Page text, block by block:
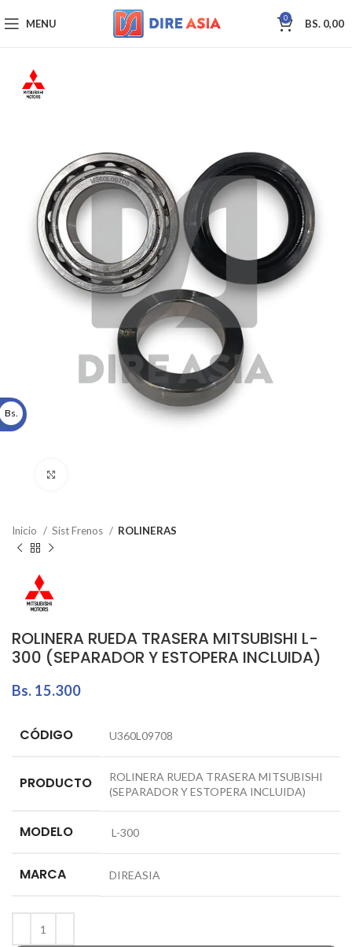
MENU 0 BS. 0,00
Inicio Sist Frenos ROLINERAS
ROLINERA RUEDA TRASERA MITSUBISHI L-
300 (SEPARADOR Y ESTOPERA INCLUIDA)
Bs. 15.300
CÓDIGO U360L09708
PRODUCTO
ROLINERA RUEDA TRASERA MITSUBISHI
(SEPARADOR Y ESTOPERA INCLUIDA)
MODELO L-300
MARCA DIREASIA
Bs.